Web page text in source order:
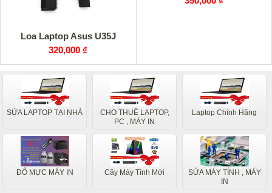
Loa Laptop Asus U35J
320,000 ₫
SỬA LAPTOP TẠI NHÀ
CHO THUÊ LAPTOP,
PC , MÁY IN
Laptop Chính Hãng
ĐỔ MỰC MÁY IN Cây Máy Tính Mới
SỬA MÁY TÍNH , MÁY
IN